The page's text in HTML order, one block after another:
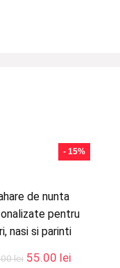
- 15%
de nunta
pentru
nasi si parinti
lei Prețul
55.00 lei